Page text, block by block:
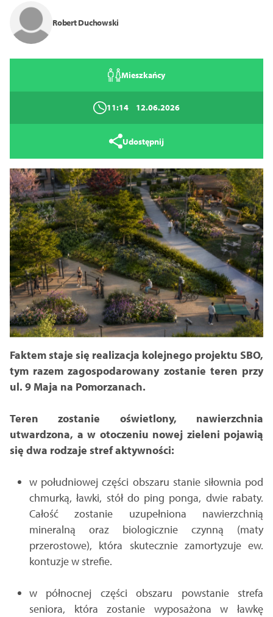
Robert Duchowski
Mieszkańcy
11:14 12.06.2026
Udostępnij
Faktem staje się realizacja kolejnego projektu SBO,
tym razem zagospodarowany zostanie teren przy
ul. 9 Maja na Pomorzanach.
Teren zostanie oświetlony, nawierzchnia
utwardzona, a w otoczeniu nowej zieleni pojawią
się dwa rodzaje stref aktywności:
w południowej części obszaru stanie siłownia pod
chmurką, ławki, stół do ping ponga, dwie rabaty.
Całość zostanie uzupełniona nawierzchnią
mineralną oraz biologicznie czynną (maty
przerostowe), która skutecznie zamortyzuje ew.
kontuzje w strefie.
w północnej części obszaru powstanie strefa
seniora, która zostanie wyposażona w ławkę